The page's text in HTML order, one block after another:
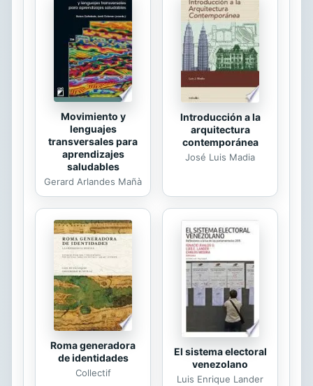
vida de su hija y la suya propia.
Juntas, Grace y la ni&ña
emprender&án una huida feroz
protegidas por un hombre tan
peligroso como atractivo. Es...
Movimiento y
lenguajes
transversales para
aprendizajes
saludables
Gerard Arlandes Mañà
Introducción a la
arquitectura
contemporánea
José Luis Madia
Roma generadora
de identidades
Collectif
El sistema electoral
venezolano
Luis Enrique Lander